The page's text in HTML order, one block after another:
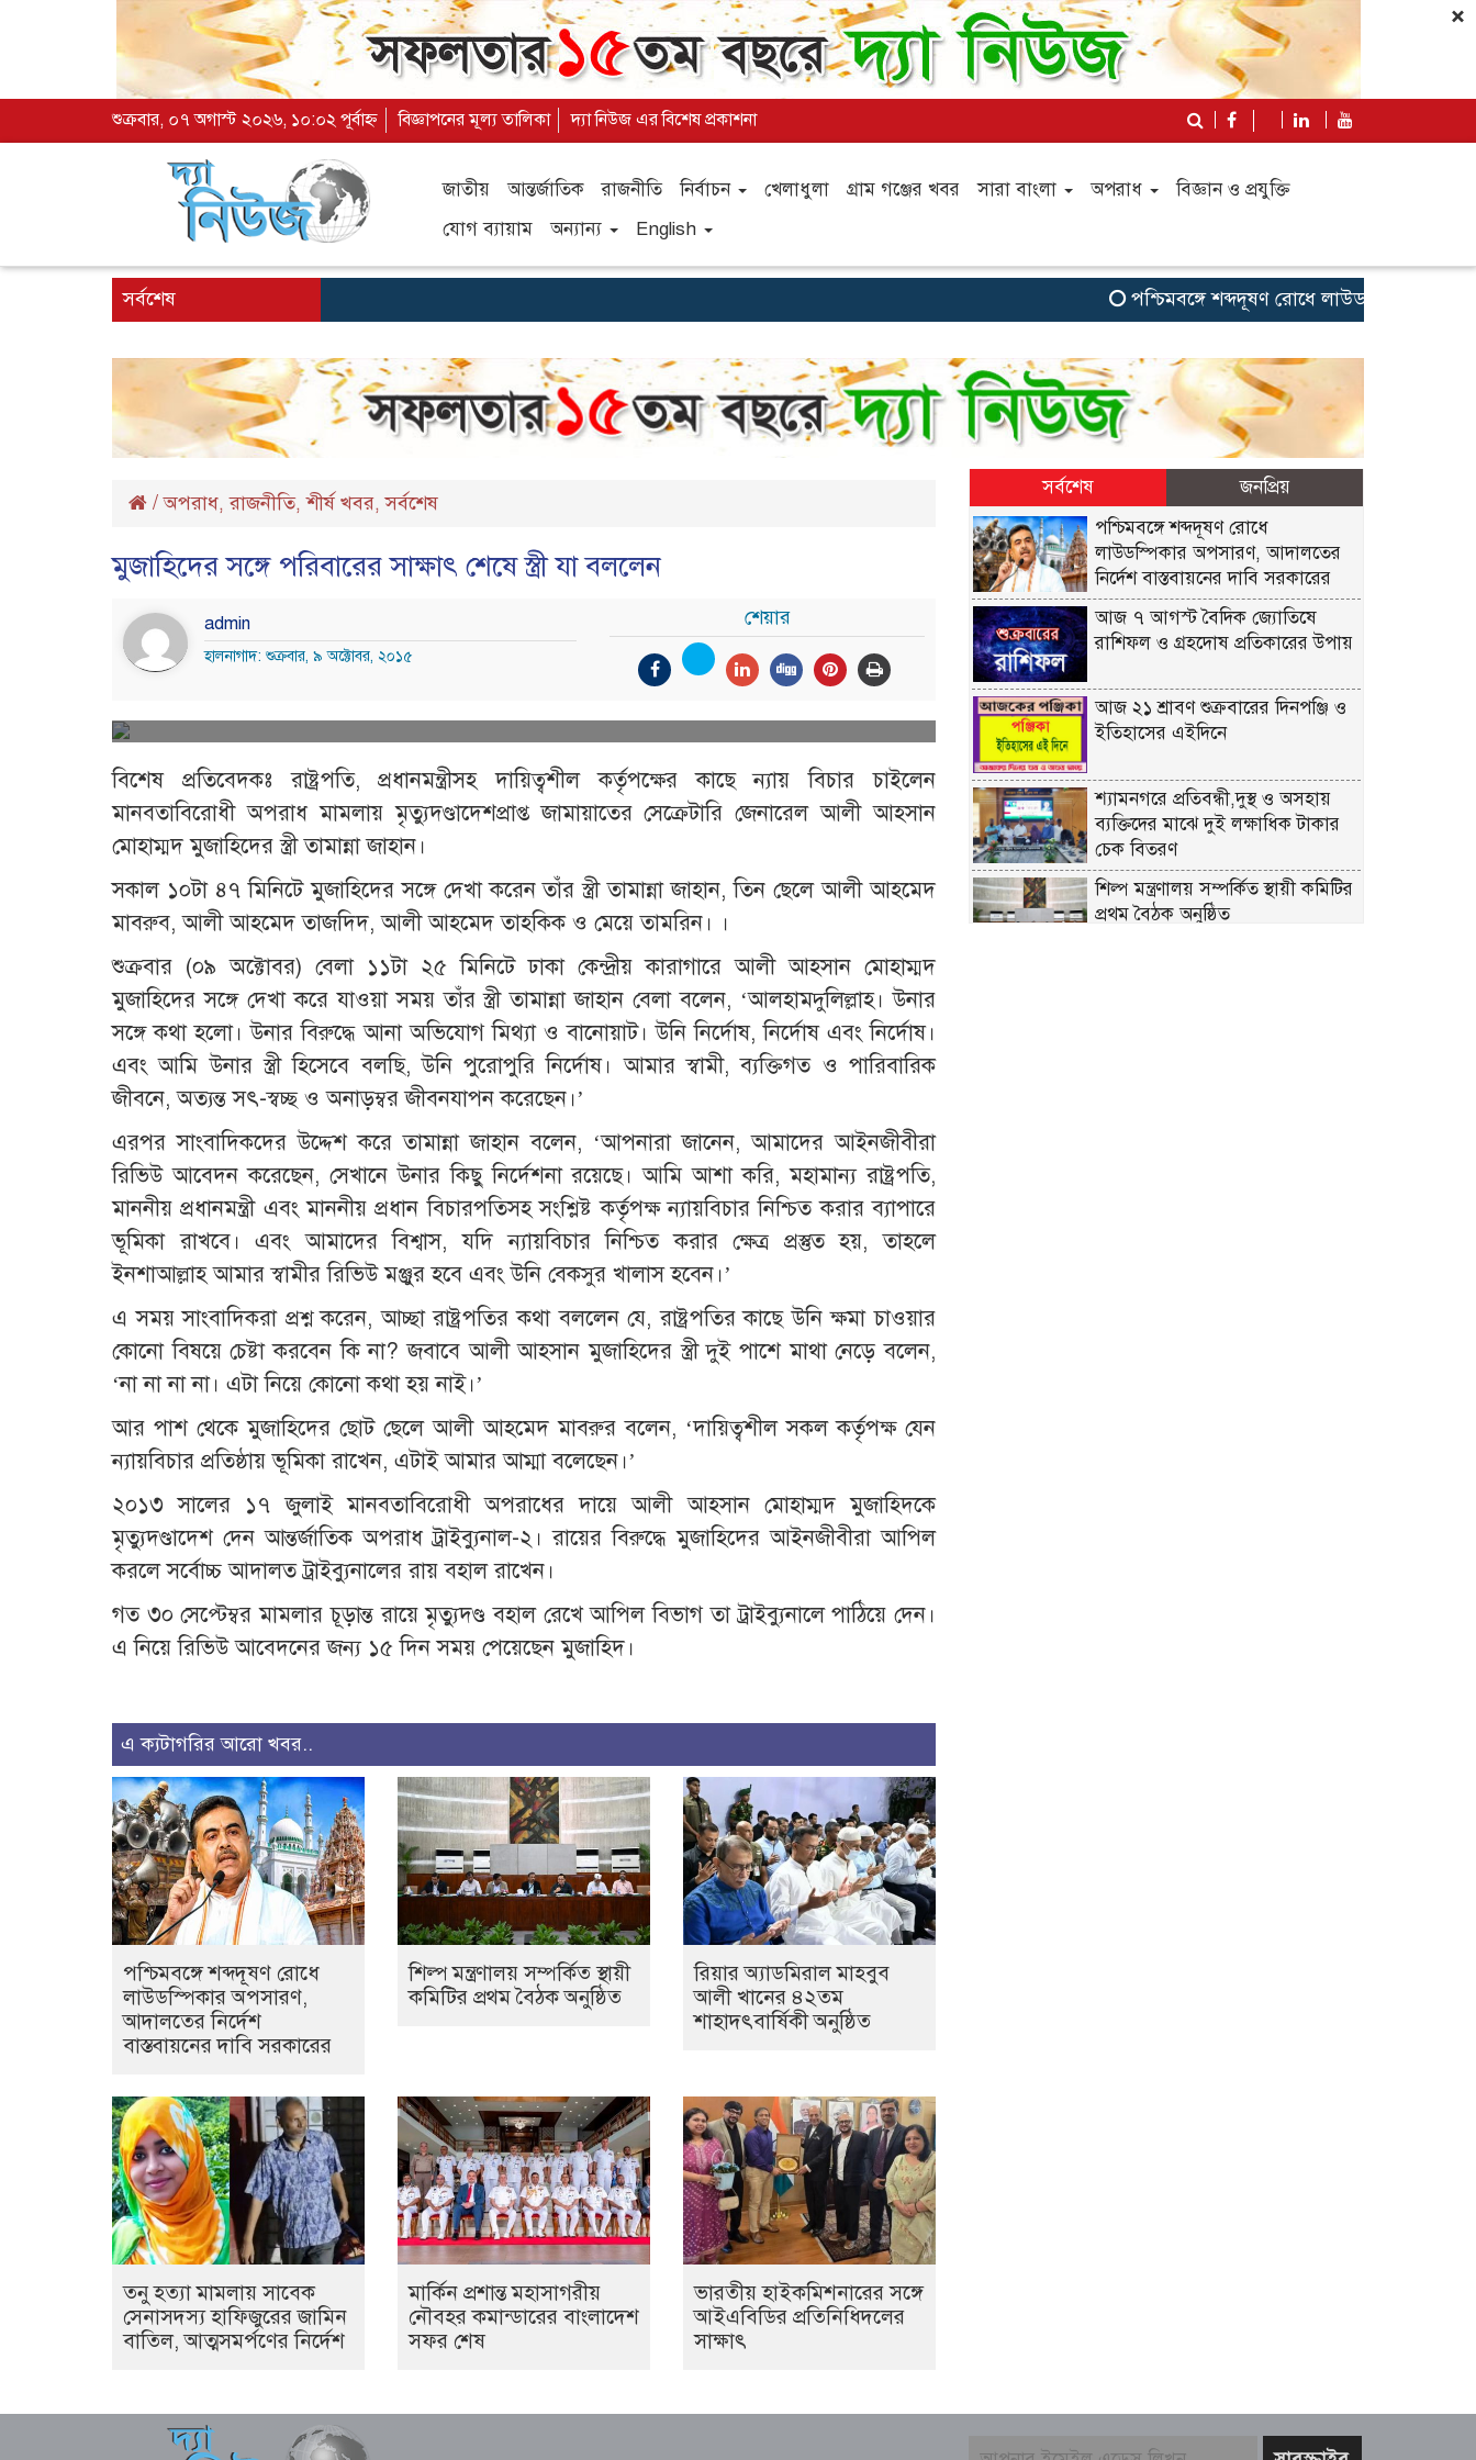
×
শুক্রবার, ০৭ অগাস্ট ২০২৬, ১০:০২ পূর্বাহ্ন বিজ্ঞাপনের মূল্য তালিকা দ্যা নিউজ এর বিশেষ প্রকাশনা
জাতীয় আন্তর্জাতিক রাজনীতি নির্বাচন খেলাধুলা গ্রাম গঞ্জের খবর সারা বাংলা অপরাধ
বিজ্ঞান ও প্রযুক্তি
যোগ ব্যায়াম
অন্যান্য English
সর্বশেষ পশ্চিমবঙ্গে শব্দদূষণ রোধে লাউডস্পিকার অপসারণ,
/অপরাধ,রাজনীতি,শীর্ষ খবর,সর্বশেষ
মুজাহিদের সঙ্গে পরিবারের সাক্ষাৎ শেষে স্ত্রী যা বললেন
admin
হালনাগাদ: শুক্রবার, ৯ অক্টোবর, ২০১৫
শেয়ার
বিশেষ প্রতিবেদকঃ রাষ্ট্রপতি, প্রধানমন্ত্রীসহ দায়িত্বশীল কর্তৃপক্ষের কাছে ন্যায় বিচার চাইলেন
মানবতাবিরোধী অপরাধ মামলায় মৃত্যুদণ্ডাদেশপ্রাপ্ত জামায়াতের সেক্রেটারি জেনারেল আলী আহসান
মোহাম্মদ ম‍ুজাহিদের স্ত্রী তামান্না জাহান।
সকাল ১০টা ৪৭ মিনিটে মুজাহিদের সঙ্গে দেখা করেন তাঁর স্ত্রী তামান্না জাহান, তিন ছেলে আলী আহমেদ
মাবরুব, আলী আহমেদ তাজদিদ, আলী আহমেদ তাহকিক ও মেয়ে তামরিন। ।
শুক্রবার (০৯ অক্টোবর) বেলা ১১টা ২৫ মিনিটে ঢাকা কেন্দ্রীয় কারাগারে আলী আহসান মোহাম্মদ
মুজাহিদের সঙ্গে দেখা করে যাওয়া সময় তাঁর স্ত্রী তামান্না জাহান বেলা বলেন, ‘আলহামদুলিল্লাহ। উনার
সঙ্গে কথা হলো। উনার বিরুদ্ধে আনা অভিযোগ মিথ্যা ও বানোয়াট। উনি নির্দোষ, নির্দোষ এবং নির্দোষ।
এবং আমি উনার স্ত্রী হিসেবে বলছি, উনি পুরোপুরি নির্দোষ। আমার স্বামী, ব্যক্তিগত ও পারিবারিক
জীবনে, অত্যন্ত সৎ-স্বচ্ছ ও অনাড়ম্বর জীবনযাপন করেছেন।’
এরপর সাংবাদিকদের উদ্দেশ করে তামান্না জাহান বলেন, ‘আপনারা জানেন, আমাদের আইনজীবীরা
রিভিউ আবেদন করেছেন, সেখানে উনার কিছু নির্দেশনা রয়েছে। আমি আশা করি, মহামান্য রাষ্ট্রপতি,
মাননীয় প্রধানমন্ত্রী এবং মাননীয় প্রধান বিচারপতিসহ সংশ্লিষ্ট কর্তৃপক্ষ ন্যায়বিচার নিশ্চিত করার ব্যাপারে
ভূমিকা রাখবে। এবং আমাদের বিশ্বাস, যদি ন্যায়বিচার নিশ্চিত করার ক্ষেত্র প্রস্তুত হয়, তাহলে
ইনশাআল্লাহ আমার স্বামীর রিভিউ মঞ্জুর হবে এবং উনি বেকসুর খালাস হবেন।’
এ সময় সাংবাদিকরা প্রশ্ন করেন, আচ্ছা রাষ্ট্রপতির কথা বললেন যে, রাষ্ট্রপতির কাছে উনি ক্ষমা চাওয়ার
কোনো বিষয়ে চেষ্টা করবেন কি না? জবাবে আলী আহসান মুজাহিদের স্ত্রী দুই পাশে মাথা নেড়ে বলেন,
‘না না না না। এটা নিয়ে কোনো কথা হয় নাই।’
আর পাশ থেকে মুজাহিদের ছোট ছেলে আলী আহমেদ মাবরুর বলেন, ‘দায়িত্বশীল সকল কর্তৃপক্ষ যেন
ন্যায়বিচার প্রতিষ্ঠায় ভূমিকা রাখেন, এটাই আমার আম্মা বলেছেন।’
২০১৩ সালের ১৭ জুলাই মানবতাবিরোধী অপরাধের দায়ে আলী আহসান মোহাম্মদ মুজাহিদকে
মৃত্যুদণ্ডাদেশ দেন আন্তর্জাতিক অপরাধ ট্রাইব্যুনাল-২। রায়ের বিরুদ্ধে মুজাহিদের আইনজীবীরা আপিল
করলে সর্বোচ্চ আদালত ট্রাইব্যুনালের রায় বহাল রাখেন।
গত ৩০ সেপ্টেম্বর মামলার চূড়ান্ত রায়ে মৃত্যুদণ্ড বহাল রেখে আপিল বিভাগ তা ট্রাইব্যুনালে পাঠিয়ে দেন।
এ নিয়ে রিভিউ আবেদনের জন্য ১৫ দিন সময় পেয়েছেন মুজাহিদ।
এ ক্যটাগরির আরো খবর..
পশ্চিমবঙ্গে শব্দদূষণ রোধে
লাউডস্পিকার অপসারণ,
আদালতের নির্দেশ
বাস্তবায়নের দাবি সরকারের
শিল্প মন্ত্রণালয় সম্পর্কিত স্থায়ী
কমিটির প্রথম বৈঠক অনুষ্ঠিত
রিয়ার অ্যাডমিরাল মাহবুব
আলী খানের ৪২তম
শাহাদৎবার্ষিকী অনুষ্ঠিত
তনু হত্যা মামলায় সাবেক
সেনাসদস্য হাফিজুরের জামিন
বাতিল, আত্মসমর্পণের নির্দেশ
মার্কিন প্রশান্ত মহাসাগরীয়
নৌবহর কমান্ডারের বাংলাদেশ
সফর শেষ
ভারতীয় হাইক‌মিশনা‌রের স‌ঙ্গে
আইএবিডির প্রতি‌নি‌ধিদ‌লের
সাক্ষাৎ
সর্বশেষ
জনপ্রিয়
পশ্চিমবঙ্গে শব্দদূষণ রোধে
লাউডস্পিকার অপসারণ, আদালতের
নির্দেশ বাস্তবায়নের দাবি সরকারের
আজ ৭ আগস্ট বৈদিক জ্যোতিষে
রাশিফল ও গ্রহদোষ প্রতিকারের উপায়
আজ ২১ শ্রাবণ শুক্রবারের দিনপঞ্জি ও
ইতিহাসের এইদিনে
শ্যামনগরে প্রতিবন্ধী,দুস্থ ও অসহায়
ব্যক্তিদের মাঝে দুই লক্ষাধিক টাকার
চেক বিতরণ
শিল্প মন্ত্রণালয় সম্পর্কিত স্থায়ী কমিটির
প্রথম বৈঠক অনুষ্ঠিত